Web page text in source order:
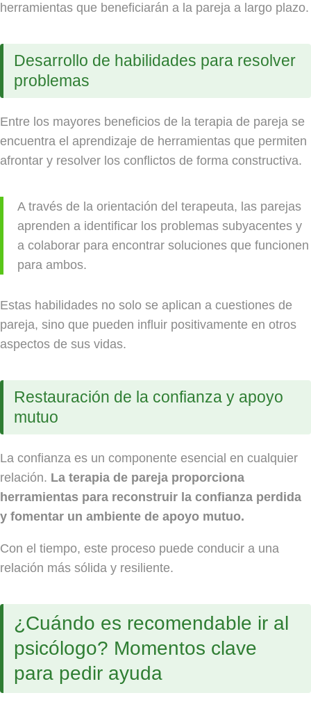
herramientas que beneficiarán a la pareja a largo plazo.
Desarrollo de habilidades para resolver
problemas
Entre los mayores beneficios de la terapia de pareja se
encuentra el aprendizaje de herramientas que permiten
afrontar y resolver los conflictos de forma constructiva.
A través de la orientación del terapeuta, las parejas
aprenden a identificar los problemas subyacentes y
a colaborar para encontrar soluciones que funcionen
para ambos.
Estas habilidades no solo se aplican a cuestiones de
pareja, sino que pueden influir positivamente en otros
aspectos de sus vidas.
Restauración de la confianza y apoyo
mutuo
La confianza es un componente esencial en cualquier
relación. La terapia de pareja proporciona
herramientas para reconstruir la confianza perdida
y fomentar un ambiente de apoyo mutuo.
Con el tiempo, este proceso puede conducir a una
relación más sólida y resiliente.
¿Cuándo es recomendable ir al
psicólogo? Momentos clave
para pedir ayuda